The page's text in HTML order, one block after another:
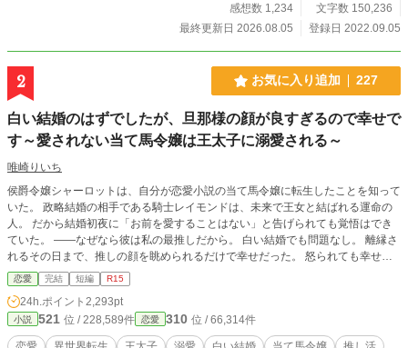
感想数 1,234
文字数 150,236
最終更新日 2026.08.05
登録日 2022.09.05
2 お気に入り追加 227
白い結婚のはずでしたが、旦那様の顔が良すぎるので幸せで
す～愛されない当て馬令嬢は王太子に溺愛される～
唯崎りいち
侯爵令嬢シャーロットは、自分が恋愛小説の当て馬令嬢に転生したことを知って
いた。 政略結婚の相手である騎士レイモンドは、未来で王女と結ばれる運命の
人。 だから結婚初夜に「お前を愛することはない」と告げられても覚悟はでき
ていた。 ――なぜなら彼は私の最推しだから。 白い結婚でも問題なし。 離縁さ
れるその日まで、推しの顔を眺められるだけで幸せだった。 怒られても幸せ。
睨まれても幸せ。 今日も王宮で旦那様を見守る推し活に励んでいたら、なぜか
王太子フィリップに勘違いされてしまう。 「君は傷ついているんだろう？」
「いいえ、旦那様の顔が良いだけです！」 そう答えたはずなのに、なぜか王太
子から求婚されて――！？ 愛されない運命だった当て馬令嬢が、本当の愛を知
るまでの勘違いラブコメディ。
恋愛 完結 短編 R15
24h.ポイント 2,293pt
小説 521 位 / 228,589件 恋愛 310 位 / 66,314件